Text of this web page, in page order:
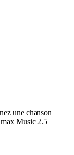
une chanson
Music 2.5